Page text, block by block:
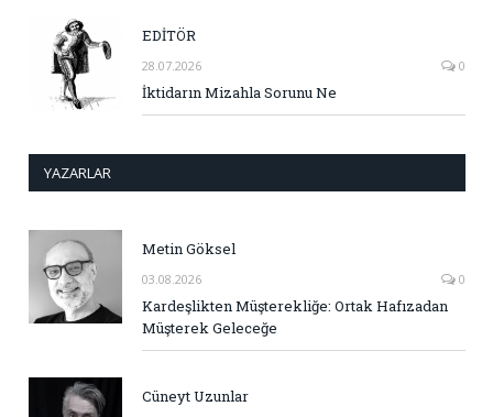
EDİTÖR
28.07.2026 0
İktidarın Mizahla Sorunu Ne
YAZARLAR
Metin Göksel
03.08.2026 0
Kardeşlikten Müşterekliğe: Ortak Hafızadan
Müşterek Geleceğe
Cüneyt Uzunlar